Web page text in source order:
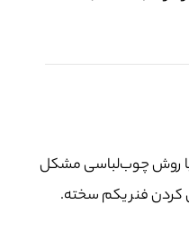
با روش چوب‌لباسی مشکل
کردن فنر یکم سخته.